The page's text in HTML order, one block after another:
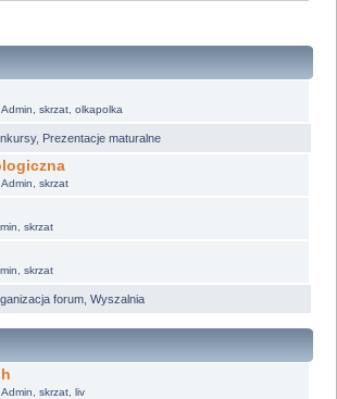
skrzat, olkapolka
, Prezentacje maturalne
skrzat
skrzat
skrzat
forum Wyszalnia
skrzat, liv